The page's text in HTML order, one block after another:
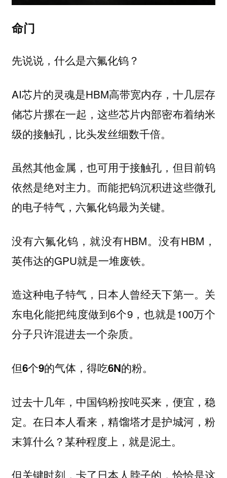
命门
先说说，什么是六氟化钨？
AI芯片的灵魂是HBM高带宽内存，十几层存
储芯片摞在一起，这些芯片内部密布着纳米
级的接触孔，比头发丝细数千倍。
虽然其他金属，也可用于接触孔，但目前钨
依然是绝对主力。而能把钨沉积进这些微孔
的电子特气，六氟化钨最为关键。
没有六氟化钨，就没有HBM。没有HBM，
英伟达的GPU就是一堆废铁。
造这种电子特气，日本人曾经天下第一。关
东电化能把纯度做到6个9，也就是100万个
分子只许混进去一个杂质。
但6个9的气体，得吃6N的粉。
过去十几年，中国钨粉按吨买来，便宜，稳
定。在日本人看来，精馏塔才是护城河，粉
末算什么？某种程度上，就是泥土。
但关键时刻，卡了日本人脖子的，恰恰是这